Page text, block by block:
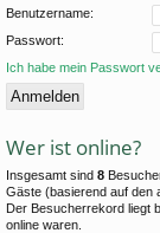
Benutzername:
Passwort:
Ich habe mein Passwort
Wer ist online?
Insgesamt sind 8
Gäste (basierend auf den
Der Besucherrekord liegt
online waren.